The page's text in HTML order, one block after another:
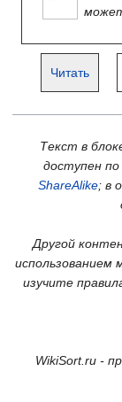
Читать
Текст в
доступен по
ShareAlike; в
Другой
использованием
изучите
WikiSort.ru -